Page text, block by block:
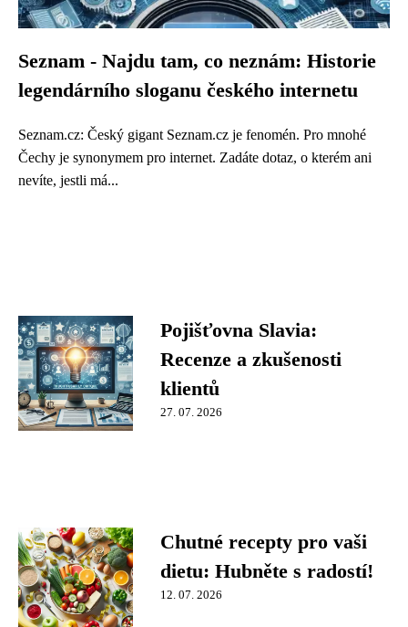
Seznam - Najdu tam, co neznám: Historie
legendárního sloganu českého internetu
Seznam.cz: Český gigant Seznam.cz je fenomén. Pro mnohé
Čechy je synonymem pro internet. Zadáte dotaz, o kterém ani
nevíte, jestli má...
Pojišťovna Slavia:
Recenze a zkušenosti
klientů
27. 07. 2026
Chutné recepty pro vaši
dietu: Hubněte s radostí!
12. 07. 2026